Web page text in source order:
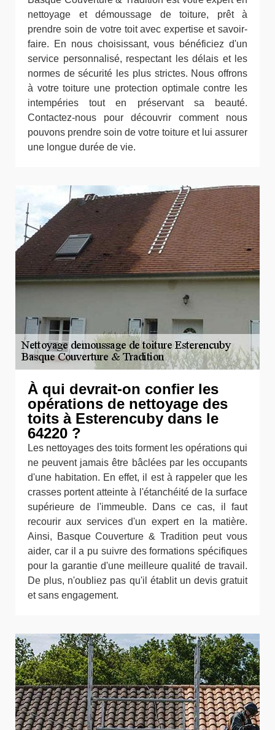
nettoyage et démoussage de toiture, prêt à
prendre soin de votre toit avec expertise et savoir-
faire. En nous choisissant, vous bénéficiez d'un
service personnalisé, respectant les délais et les
normes de sécurité les plus strictes. Nous offrons
à votre toiture une protection optimale contre les
intempéries tout en préservant sa beauté.
Contactez-nous pour découvrir comment nous
pouvons prendre soin de votre toiture et lui assurer
une longue durée de vie.
À qui devrait-on confier les
opérations de nettoyage des
toits à Esterencuby dans le
64220 ?
Les nettoyages des toits forment les opérations qui
ne peuvent jamais être bâclées par les occupants
d'une habitation. En effet, il est à rappeler que les
crasses portent atteinte à l'étanchéité de la surface
supérieure de l'immeuble. Dans ce cas, il faut
recourir aux services d'un expert en la matière.
Ainsi, Basque Couverture & Tradition peut vous
aider, car il a pu suivre des formations spécifiques
pour la garantie d'une meilleure qualité de travail.
De plus, n'oubliez pas qu'il établit un devis gratuit
et sans engagement.